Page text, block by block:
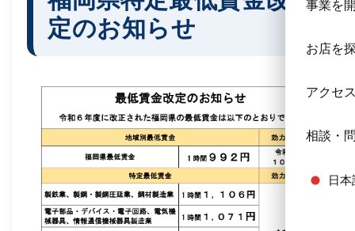
事業を
お店を
アクセ
相談・
日
定のお知らせ